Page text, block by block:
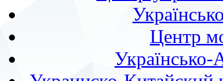
Центр
Українсько-